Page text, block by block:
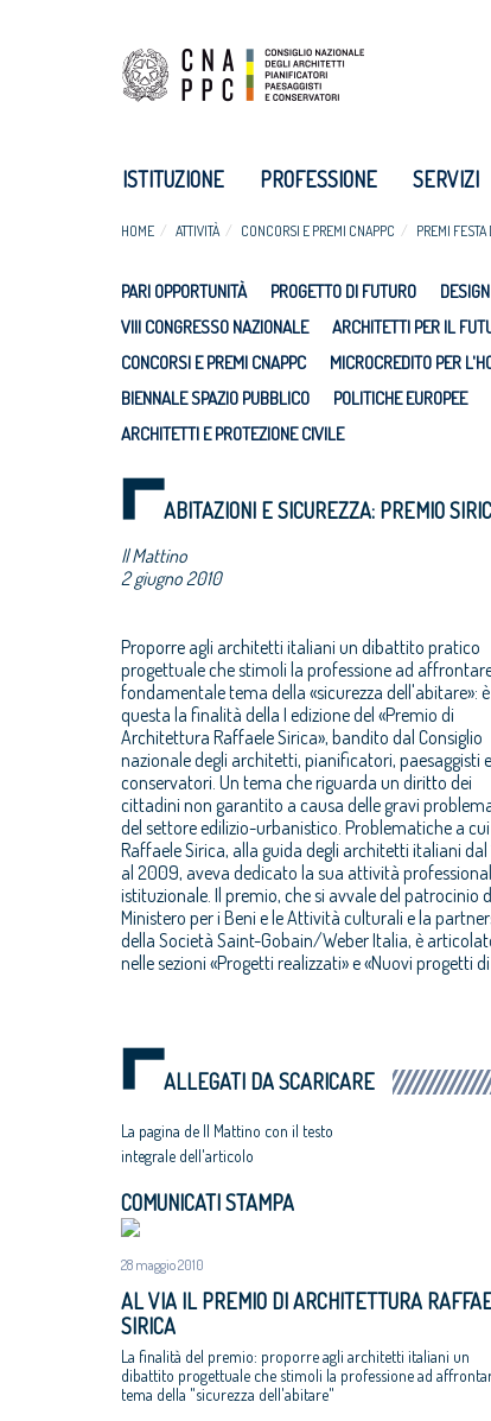
ISTITUZIONE PROFESSIONE SERVIZI
HOME ATTIVITÀ CONCORSI E PREMI CNAPPC PREMI
PARI OPPORTUNITÀ PROGETTO DI FUTURO
VIII CONGRESSO NAZIONALE
ARCHITETTI PER IL
CONCORSI E PREMI CNAPPC
MICROCREDITO PER
BIENNALE SPAZIO PUBBLICO
POLITICHE EUROPEE
ARCHITETTI E PROTEZIONE CIVILE
ABITAZIONI E SICUREZZA: PREMIO
Il Mattino
2 giugno 2010
Proporre agli architetti italiani un dibattito pratico
progettuale che stimoli la professione ad
fondamentale tema della «sicurezza dell'abitare»: è
questa la finalità della I edizione del «Premio di
Architettura Raffaele Sirica», bandito dal Consiglio
nazionale degli architetti, pianificatori, paesaggisti e
conservatori. Un tema che riguarda un diritto dei
cittadini non garantito a causa delle gravi
del settore edilizio-urbanistico. Problematiche a cui
Raffaele Sirica, alla guida degli architetti italiani dal
al 2009, aveva dedicato la sua attività
istituzionale. Il premio, che si avvale del patrocinio
Ministero per i Beni e le Attività culturali e la
della Società Saint-Gobain/Weber Italia, è
nelle sezioni «Progetti realizzati» e «Nuovi progetti di
integrale è reperibile sui siti: www.premiosirica.it e
ALLEGATI DA SCARICARE
La pagina de Il Mattino con il testo
integrale dell'articolo
COMUNICATI STAMPA
28 maggio 2010
AL VIA IL PREMIO DI ARCHITETTURA
SIRICA
La finalità del premio: proporre agli architetti italiani un
dibattito progettuale che stimoli la professione ad
tema della "sicurezza dell'abitare"